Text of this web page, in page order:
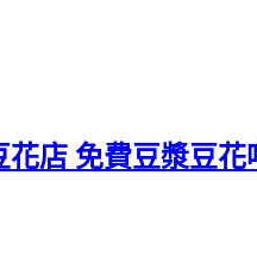
店 免費豆漿豆